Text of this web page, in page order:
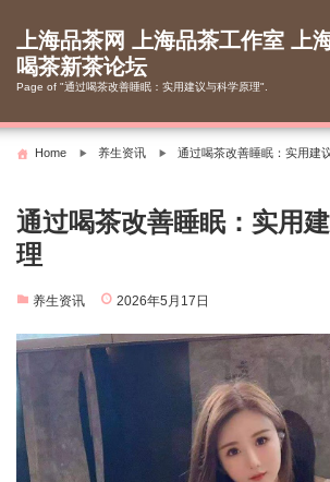
content
上海品茶网 上海品茶工作室 上
喝茶新茶论坛
Page of "通过喝茶改善睡眠：实用建议与科学原理".
Home 养生资讯 通过喝茶改善睡眠：实用建
通过喝茶改善睡眠：实用
理
养生资讯 2026年5月17日